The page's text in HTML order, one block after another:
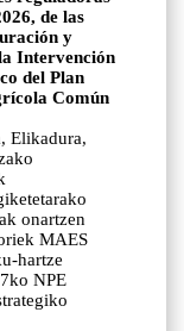
de las
y
Intervención
del Plan
Común
Elikadura,
onartzen
MAES
hartze
NPE